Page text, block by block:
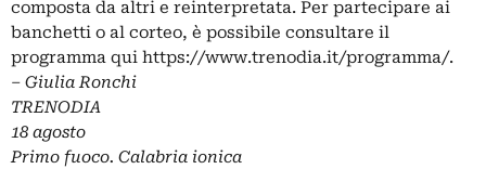
composta da altri e reinterpretata. Per partecipare ai
banchetti o al corteo, è possibile consultare il
programma qui https://www.trenodia.it/programma/.
– Giulia Ronchi
TRENODIA
18 agosto
Primo fuoco. Calabria ionica